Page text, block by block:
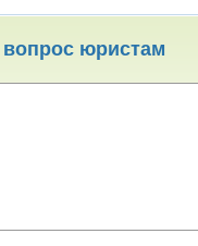
юристам